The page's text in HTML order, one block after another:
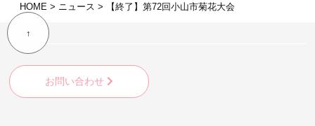
↑
HOME > ニュース > 【終了】第72回小山市菊花大会
お問い合わせ